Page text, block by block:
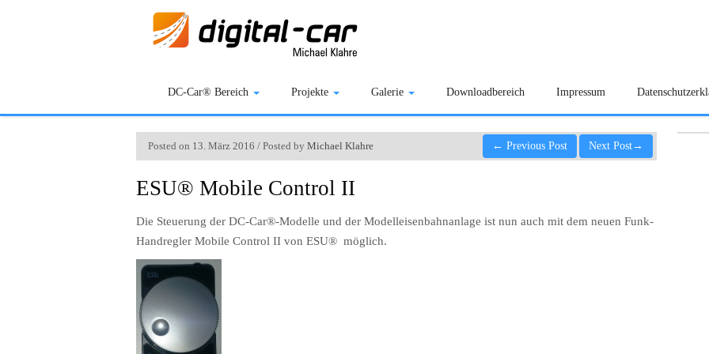
DC-Car® Bereich Projekte Galerie Downloadbereich Impressum
Posted on 13. März 2016 / Posted by Michael Klahre ← Previous Post Next Post→
ESU® Mobile Control II
Die Steuerung der DC-Car®-Modelle und der Modelleisenbahnanlage ist nun auch mit dem neuen Funk-
Handregler Mobile Control II von ESU® möglich.